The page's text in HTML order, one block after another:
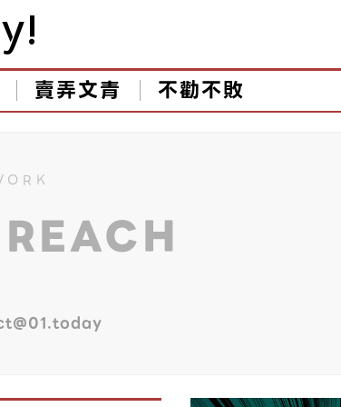
賣弄文青 不勸不敗